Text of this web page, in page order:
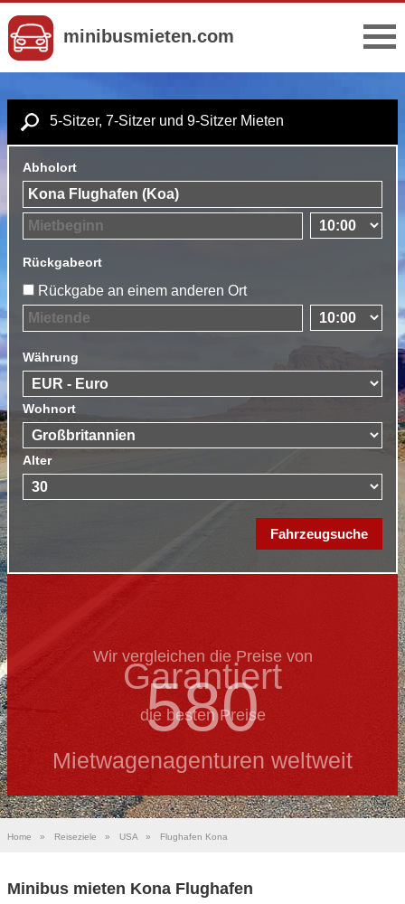
minibusmieten.com
5-Sitzer, 7-Sitzer und 9-Sitzer Mieten
Abholort
Rückgabeort
Rückgabe an einem anderen Ort
Währung
Wohnort
Alter
Wir vergleichen die Preise von
580
Mietwagenagenturen weltweit
Garantiert
die besten Preise
Home » Reiseziele » USA » Flughafen Kona
Minibus mieten Kona Flughafen